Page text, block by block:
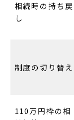
相続時の持ち戻
し
制度の切り替え
110万円枠の相